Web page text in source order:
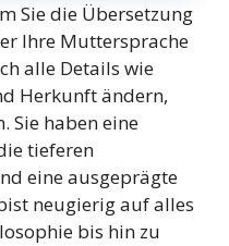
Sie die Übersetzung
Ihre Muttersprache
alle Details wie
Herkunft ändern,
Sie haben eine
tieferen
eine ausgeprägte
neugierig auf alles
bis hin zu